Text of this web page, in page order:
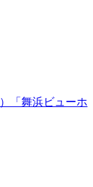
「舞浜ビューホ